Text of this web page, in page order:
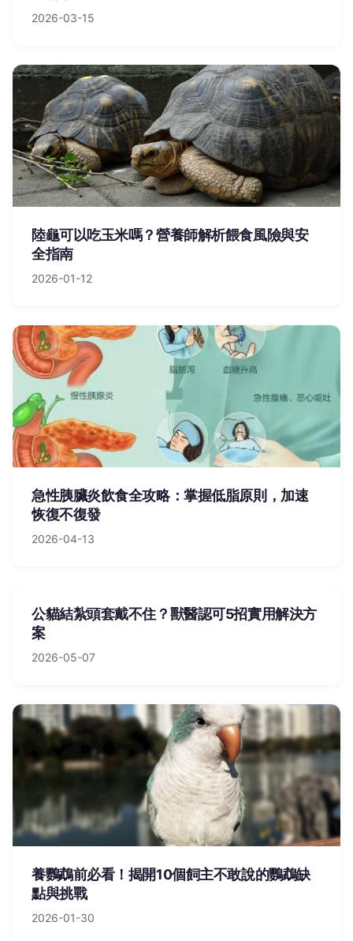
2026-03-15
陸龜可以吃玉米嗎？營養師解析餵食風險與安
全指南
2026-01-12
急性胰臟炎飲食全攻略：掌握低脂原則，加速
恢復不復發
2026-04-13
公貓結紮頭套戴不住？獸醫認可5招實用解決方
案
2026-05-07
養鸚鵡前必看！揭開10個飼主不敢說的鸚鵡缺
點與挑戰
2026-01-30